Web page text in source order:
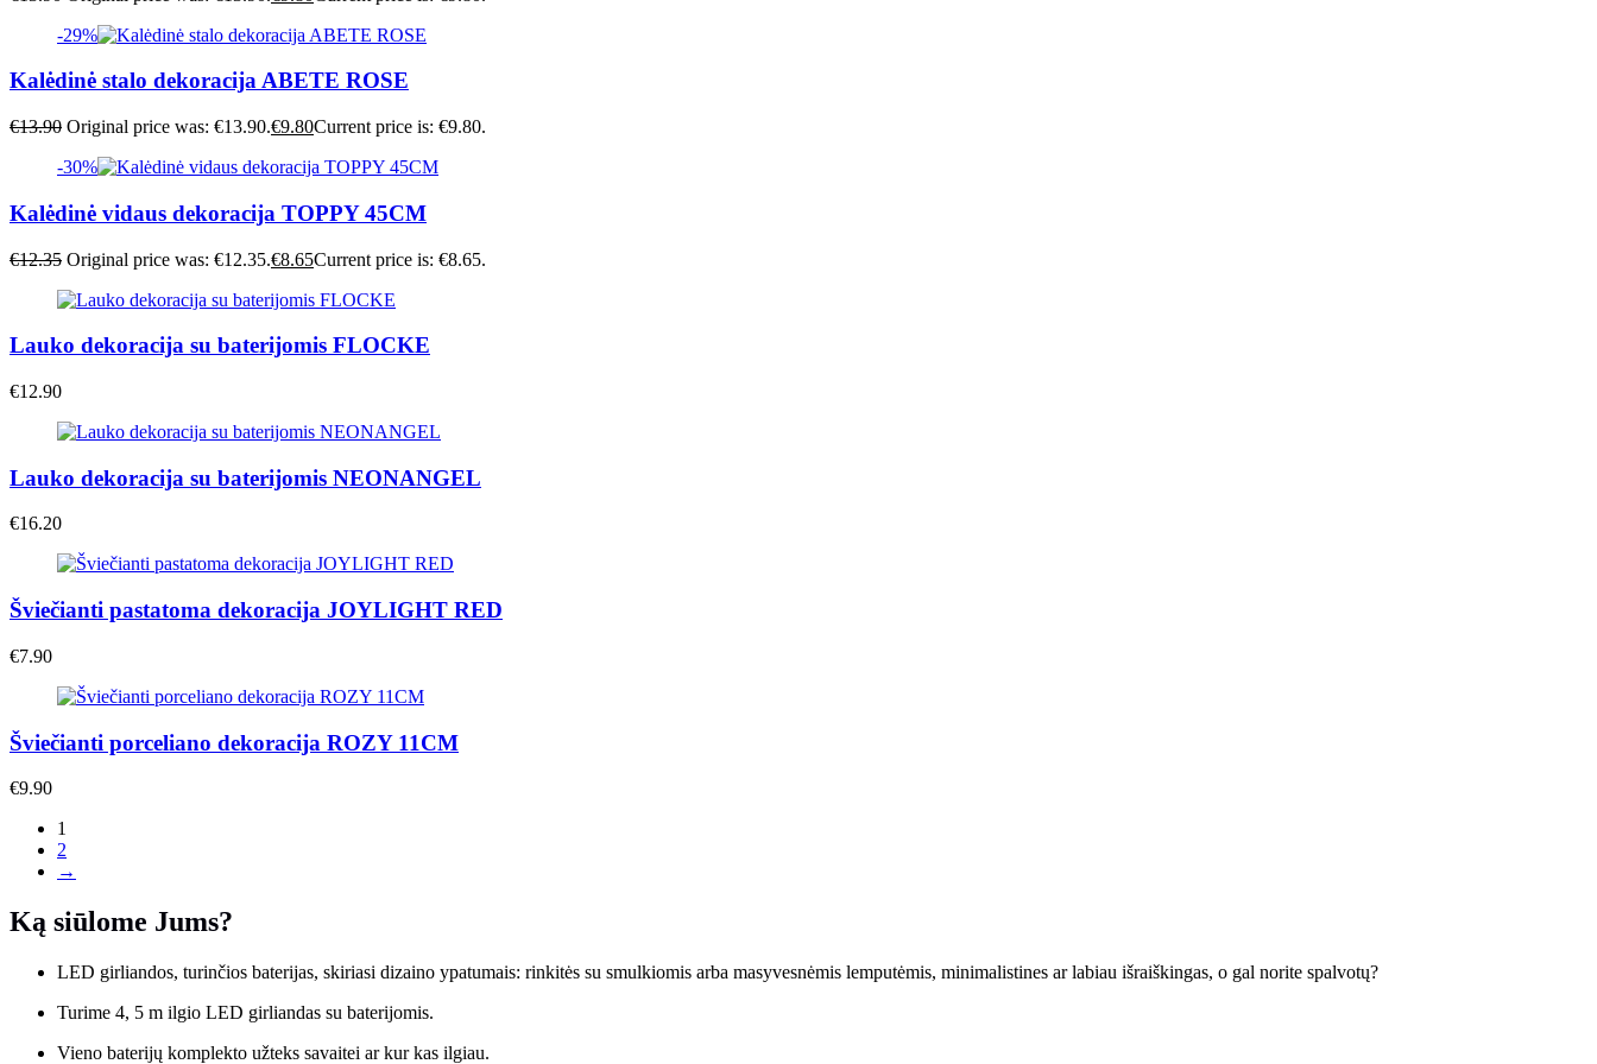
-29%
Kalėdinė stalo dekoracija ABETE ROSE
€13.90 Original price was: €13.90.€9.80Current price is: €9.80.
-30%
Kalėdinė vidaus dekoracija TOPPY 45CM
€12.35 Original price was: €12.35.€8.65Current price is: €8.65.
Lauko dekoracija su baterijomis FLOCKE
€12.90
Lauko dekoracija su baterijomis NEONANGEL
€16.20
Šviečianti pastatoma dekoracija JOYLIGHT RED
€7.90
Šviečianti porceliano dekoracija ROZY 11CM
€9.90
1
2
→
Ką siūlome Jums?
LED girliandos, turinčios baterijas, skiriasi dizaino ypatumais: rinkitės su smulkiomis arba masyvesnėmis lemputėmis, minimalistines ar labiau išraiškingas, o gal norite spalvotų?
Turime 4, 5 m ilgio LED girliandas su baterijomis.
Vieno baterijų komplekto užteks savaitei ar kur kas ilgiau.